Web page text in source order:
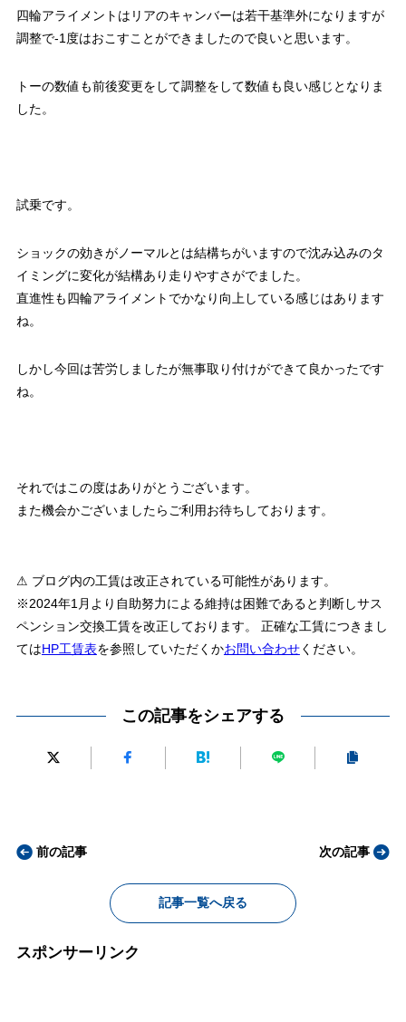
四輪アライメントはリアのキャンバーは若干基準外になりますが
調整で-1度はおこすことができましたので良いと思います。
トーの数値も前後変更をして調整をして数値も良い感じとなりま
した。
試乗です。
ショックの効きがノーマルとは結構ちがいますので沈み込みのタ
イミングに変化が結構あり走りやすさがでました。
直進性も四輪アライメントでかなり向上している感じはあります
ね。
しかし今回は苦労しましたが無事取り付けができて良かったです
ね。
それではこの度はありがとうございます。
また機会かございましたらご利用お待ちしております。
⚠ ブログ内の工賃は改正されている可能性があります。
※2024年1月より自助努力による維持は困難であると判断しサス
ペンション交換工賃を改正しております。 正確な工賃につきまし
てはHP工賃表を参照していただくかお問い合わせください。
この記事をシェアする
前の記事
記事一覧へ戻る
次の記事
スポンサーリンク